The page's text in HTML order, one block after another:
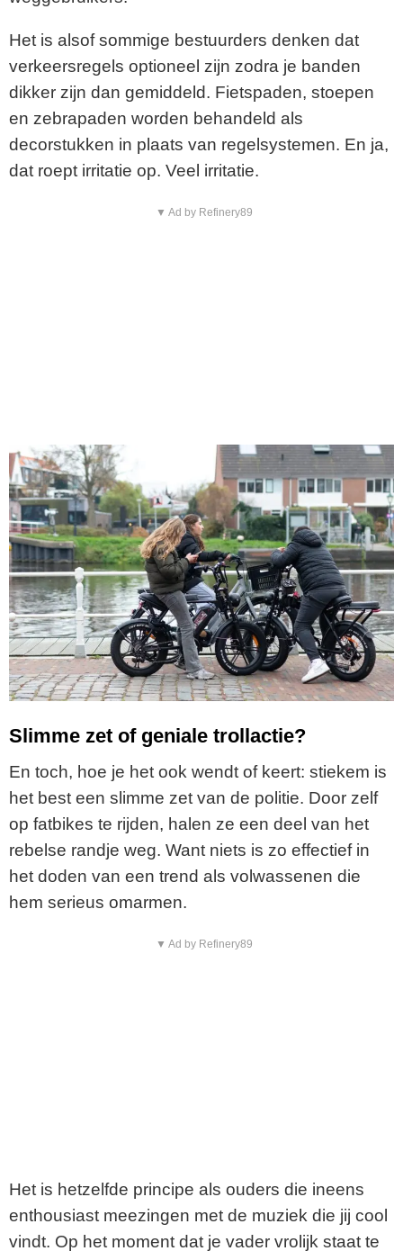
Het is alsof sommige bestuurders denken dat
verkeersregels optioneel zijn zodra je banden
dikker zijn dan gemiddeld. Fietspaden, stoepen
en zebrapaden worden behandeld als
decorstukken in plaats van regelsystemen. En ja,
dat roept irritatie op. Veel irritatie.
▼ Ad by Refinery89
Slimme zet of geniale trollactie?
En toch, hoe je het ook wendt of keert: stiekem is
het best een slimme zet van de politie. Door zelf
op fatbikes te rijden, halen ze een deel van het
rebelse randje weg. Want niets is zo effectief in
het doden van een trend als volwassenen die
hem serieus omarmen.
▼ Ad by Refinery89
Het is hetzelfde principe als ouders die ineens
enthousiast meezingen met de muziek die jij cool
vindt. Op het moment dat je vader vrolijk staat te